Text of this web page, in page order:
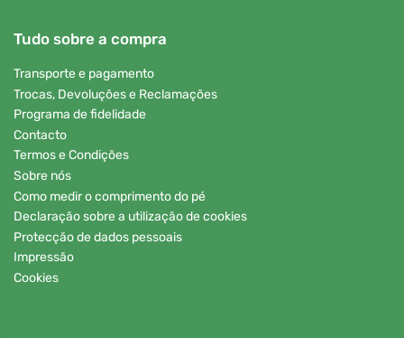
Tudo sobre a compra
Transporte e pagamento
Trocas, Devoluções e Reclamações
Programa de fidelidade
Contacto
Termos e Condições
Sobre nós
Como medir o comprimento do pé
Declaração sobre a utilização de cookies
Protecção de dados pessoais
Impressão
Cookies